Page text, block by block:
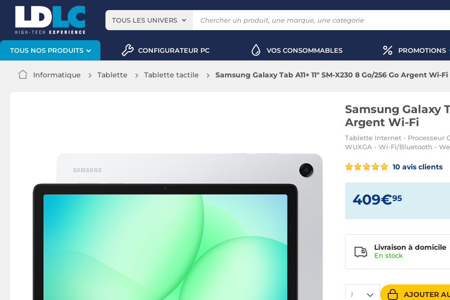
TOUS LES UNIVERS
TOUS NOS PRODUITS CONFIGURATEUR PC VOS CONSOMMABLES PROMOTIONS
Informatique Tablette Tablette tactile Samsung Galaxy Tab A11+ 11" SM-X230 8 Go/256 Go Argent Wi-Fi
Samsung Galaxy
Argent Wi-Fi
Tablette Internet - Processeur
WUXGA - Wi-Fi/Bluetooth -
10 avis clients
409€95
1 AJOUTER
Livraison à domicile
En stock